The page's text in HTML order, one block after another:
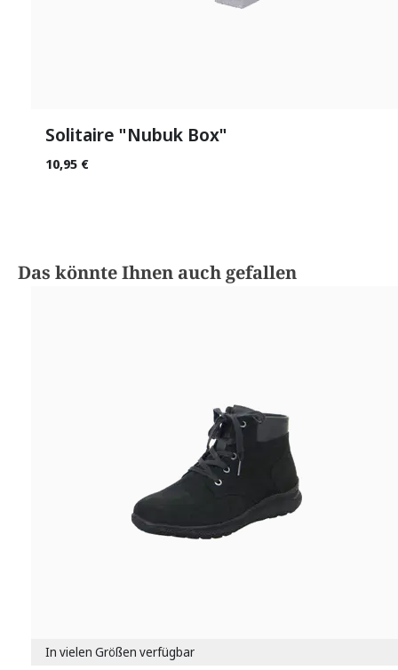
Solitaire "Nubuk Box"
10,95 €
Produktgalerie überspringen
Das könnte Ihnen auch gefallen
In vielen Größen verfügbar